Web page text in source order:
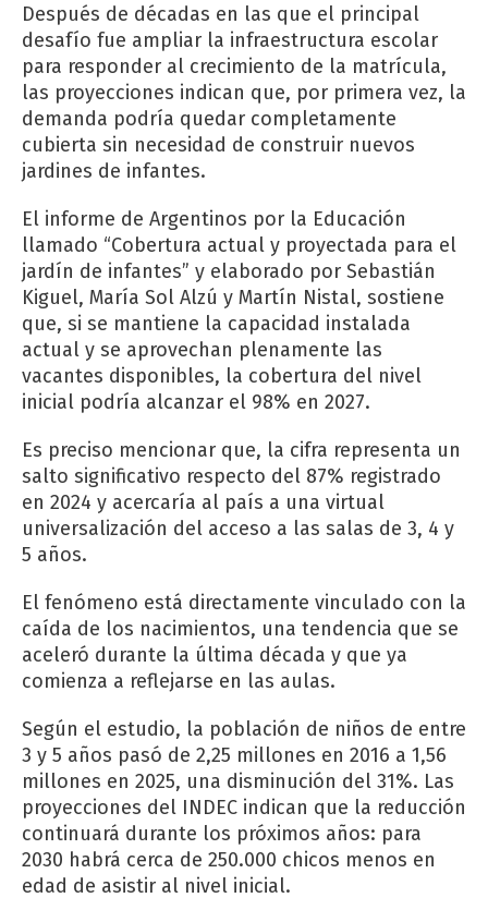
Después de décadas en las que el principal
desafío fue ampliar la infraestructura escolar
para responder al crecimiento de la matrícula,
las proyecciones indican que, por primera vez, la
demanda podría quedar completamente
cubierta sin necesidad de construir nuevos
jardines de infantes.
El informe de Argentinos por la Educación
llamado “Cobertura actual y proyectada para el
jardín de infantes” y elaborado por Sebastián
Kiguel, María Sol Alzú y Martín Nistal, sostiene
que, si se mantiene la capacidad instalada
actual y se aprovechan plenamente las
vacantes disponibles, la cobertura del nivel
inicial podría alcanzar el 98% en 2027.
Es preciso mencionar que, la cifra representa un
salto significativo respecto del 87% registrado
en 2024 y acercaría al país a una virtual
universalización del acceso a las salas de 3, 4 y
5 años.
El fenómeno está directamente vinculado con la
caída de los nacimientos, una tendencia que se
aceleró durante la última década y que ya
comienza a reflejarse en las aulas.
Según el estudio, la población de niños de entre
3 y 5 años pasó de 2,25 millones en 2016 a 1,56
millones en 2025, una disminución del 31%. Las
proyecciones del INDEC indican que la reducción
continuará durante los próximos años: para
2030 habrá cerca de 250.000 chicos menos en
edad de asistir al nivel inicial.